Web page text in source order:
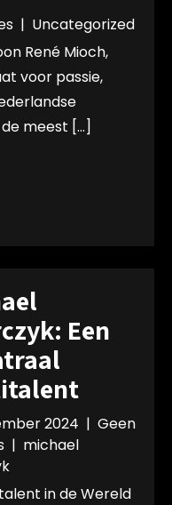
| Uncategorized
René Mioch,
voor passie,
meest […]
Een
2024 | Geen
| michael
in de Wereld